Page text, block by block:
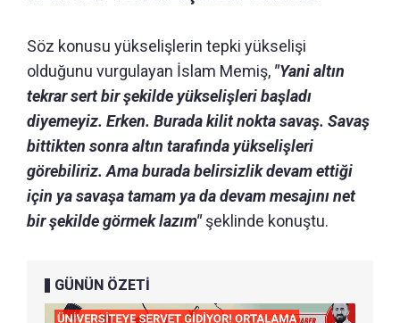
Söz konusu yükselişlerin tepki yükselişi
olduğunu vurgulayan İslam Memiş, "Yani altın
tekrar sert bir şekilde yükselişleri başladı
diyemeyiz. Erken. Burada kilit nokta savaş. Savaş
bittikten sonra altın tarafında yükselişleri
görebiliriz. Ama burada belirsizlik devam ettiği
için ya savaşa tamam ya da devam mesajını net
bir şekilde görmek lazım"şeklinde konuştu.
GÜNÜN ÖZETİ